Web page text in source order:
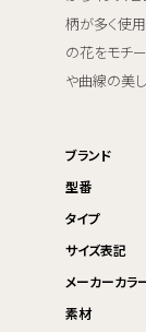
柄が多く使
の花をモチ
や曲線の美
ブランド
型番
タイプ
サイズ表記
メーカーカラ
素材